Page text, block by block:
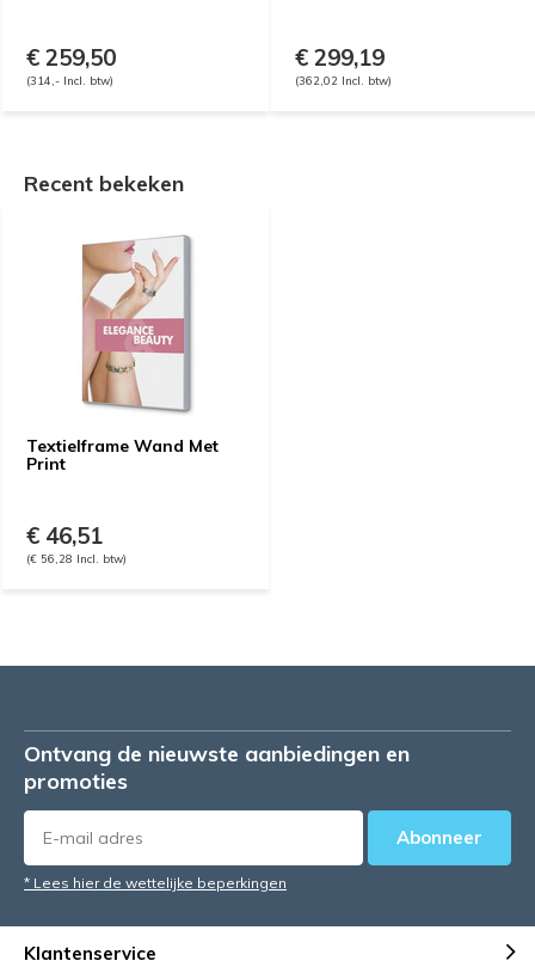
€ 259,50
(314,- Incl. btw)
€ 299,19
(362,02 Incl. btw)
Recent bekeken
Textielframe Wand Met
Print
€ 46,51
(€ 56,28 Incl. btw)
Ontvang de nieuwste aanbiedingen en
promoties
Abonneer
* Lees hier de wettelijke beperkingen
Klantenservice